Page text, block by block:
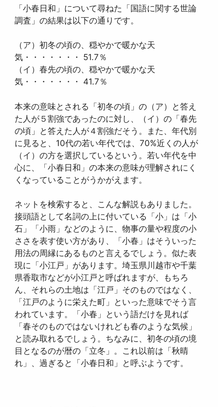
「小春日和」について尋ねた「国語に関する世論
調査」の結果は以下の通りです。
（ア）初冬の頃の、穏やかで暖かな天
気・・・・・・・ 51.7％
（イ）春先の頃の、穏やかで暖かな天
気・・・・・・・ 41.7％
本来の意味とされる「初冬の頃」の（ア）と答え
た人が５割強であったのに対し、（イ）の「春先
の頃」と答えた人が４割強だそう。また、年代別
に見ると、10代の若い年代では、70%近くの人が
（イ）の方を選択しているという。若い年代を中
心に、「小春日和」の本来の意味が理解されにく
くなっていることがうかがえます。
ネットを検索すると、こんな解説もありました。
接頭語として名詞の上に付いている「小」は「小
石」「小雨」などのように、物事の量や程度の小
ささを表す使い方があり、「小春」はそういった
用法の周縁にあるものと言えるでしょう。似た表
現に「小江戸」があります。埼玉県川越市や千葉
県香取市などが小江戸と呼ばれますが、もちろ
ん、それらの土地は「江戸」そのものではなく、
「江戸のように栄えた町」といった意味でそう言
われています。「小春」という語だけを見れば
「春そのものではないけれども春のような気候」
と読み取れるでしょう。ちなみに、初冬の頃の境
目となるのが暦の「立冬」。これ以前は「秋晴
れ」、過ぎると「小春日和」と呼ぶようです。